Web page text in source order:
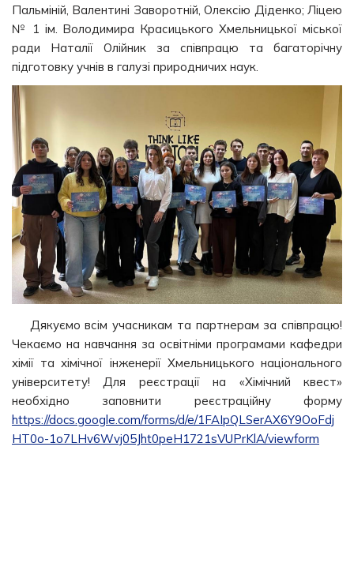
Пальміній, Валентині Заворотній, Олексію Діденко; Ліцею
№ 1 ім. Володимира Красицького Хмельницької міської
ради Наталії Олійник за співпрацю та багаторічну
підготовку учнів в галузі природничих наук.
Дякуємо всім учасникам та партнерам за співпрацю!
Чекаємо на навчання за освітніми програмами кафедри
хімії та хімічної інженерії Хмельницького національного
університету! Для реєстрації на «Хімічний квест»
необхідно заповнити реєстраційну форму
https://docs.google.com/forms/d/e/1FAIpQLSerAX6Y9OoFdj
HT0o-1o7LHv6Wvj05Jht0peH1721sVUPrKlA/viewform